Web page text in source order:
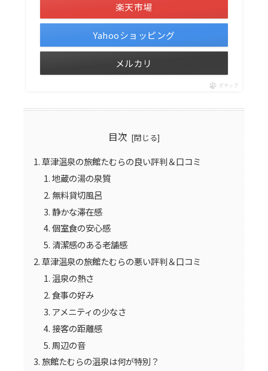
楽天市場
Yahooショッピング
メルカリ
ポチップ
目次
草津温泉の旅館たむらの良い評判＆口コミ
地蔵の湯の泉質
無料貸切風呂
静かな滞在感
個室食の安心感
清潔感のある老舗感
草津温泉の旅館たむらの悪い評判＆口コミ
温泉の熱さ
食事の好み
アメニティの少なさ
接客の距離感
周辺の音
旅館たむらの温泉は何が特別？